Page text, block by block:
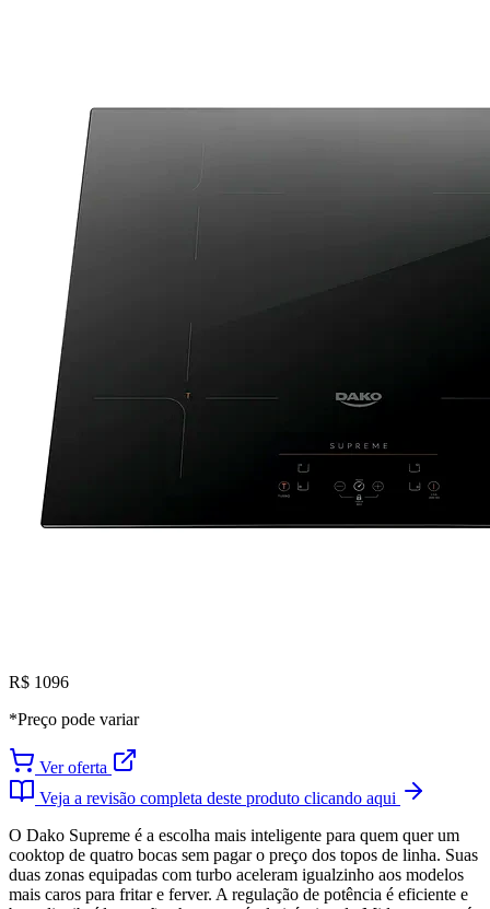
R$ 1096
*Preço pode variar
Ver oferta
Veja a revisão completa deste produto clicando aqui
O Dako Supreme é a escolha mais inteligente para quem quer um
cooktop de quatro bocas sem pagar o preço dos topos de linha. Suas
duas zonas equipadas com turbo aceleram igualzinho aos modelos
mais caros para fritar e ferver. A regulação de potência é eficiente e